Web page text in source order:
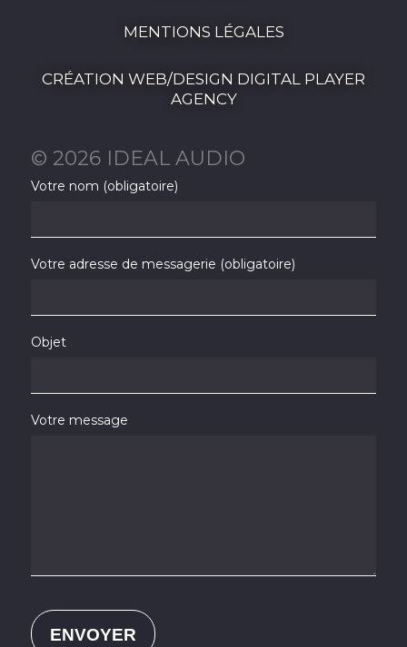
MENTIONS LÉGALES
CRÉATION WEB/DESIGN DIGITAL PLAYER
AGENCY
© 2026 IDEAL AUDIO
Votre nom (obligatoire)
Votre adresse de messagerie (obligatoire)
Objet
Votre message